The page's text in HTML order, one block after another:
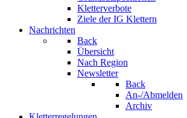
Kletterverbote
Ziele der IG Klettern
Nachrichten
Back
Übersicht
Nach Region
Newsletter
Back
An-/Abmelden
Archiv